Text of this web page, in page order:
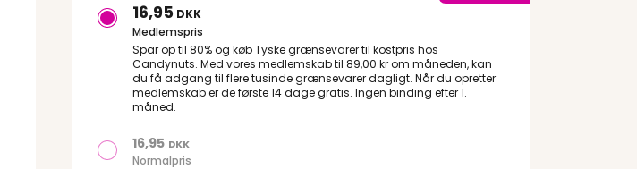
16,95 DKK
Medlemspris
Spar op til 80% og køb Tyske grænsevarer til kostpris hos
Candynuts. Med vores medlemskab til 89,00 kr om måneden, kan
du få adgang til flere tusinde grænsevarer dagligt. Når du opretter
medlemskab er de første 14 dage gratis. Ingen binding efter 1.
måned.
16,95 DKK
Normalpris